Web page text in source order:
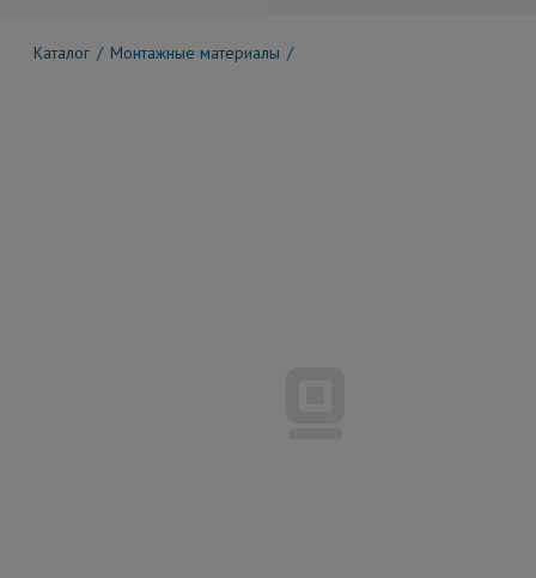
Каталог Монтажные материалы